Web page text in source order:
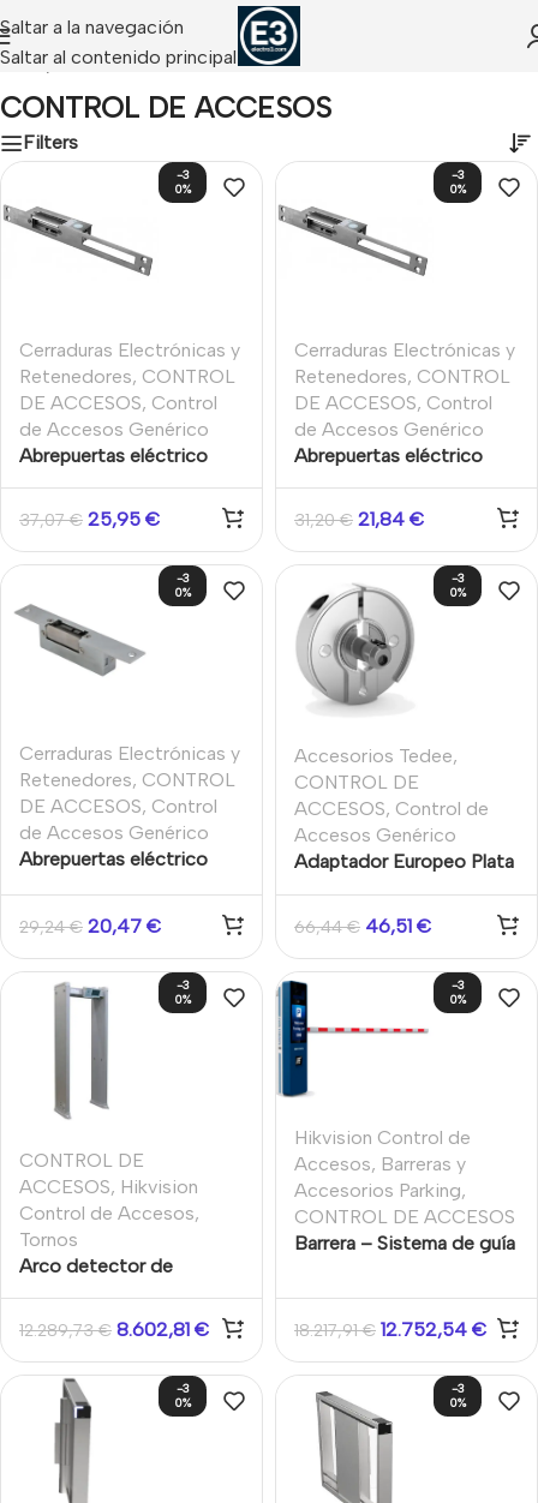
Saltar a la navegación
Saltar al contenido principal
Inicio/ CONTROL DE ACCESOS
CONTROL DE ACCESOS
Filters
-3
0%
Cerraduras Electrónicas y
Retenedores, CONTROL
DE ACCESOS, Control
de Accesos Genérico
Abrepuertas eléctrico
tipo pestillo eléctrico. Fail
Secure.NC. Placa de
montaje larga. Retención
500Kg. Cerrada incluso
37,07€ 25,95 €
-3
0%
Cerraduras Electrónicas y
Retenedores, CONTROL
DE ACCESOS, Control
de Accesos Genérico
Abrepuertas eléctrico
tipo pestillo eléctrico.
Necesita corriente para
mantenerse cerrada. Placa
de montaje larga.
Retención 500kg
31,20€ 21,84 €
-3
0%
Cerraduras Electrónicas y
Retenedores, CONTROL
DE ACCESOS, Control
de Accesos Genérico
Abrepuertas eléctrico
Normalmente cerrado NC.
Placa de montaje corta.
Retención 500KG
29,24€ 20,47 €
-3
0%
Accesorios Tedee,
CONTROL DE
ACCESOS, Control de
Accesos Genérico
Adaptador Europeo Plata
electrónica Tedee PRO
66,44€ 46,51 €
-3
0%
CONTROL DE
ACCESOS, Hikvision
Control de Accesos,
Tornos
Arco detector de
temperatura Hikvision
12.289,73€ 8.602,81 €
-3
0%
Hikvision Control de
Accesos, Barreras y
Accesorios Parking,
CONTROL DE ACCESOS
Barrera – Sistema de guía
Entrada y Salida Todo en
uno Barrera 3m Derecha
Hikvision
18.217,91€ 12.752,54 €
-3
0%
-3
0%